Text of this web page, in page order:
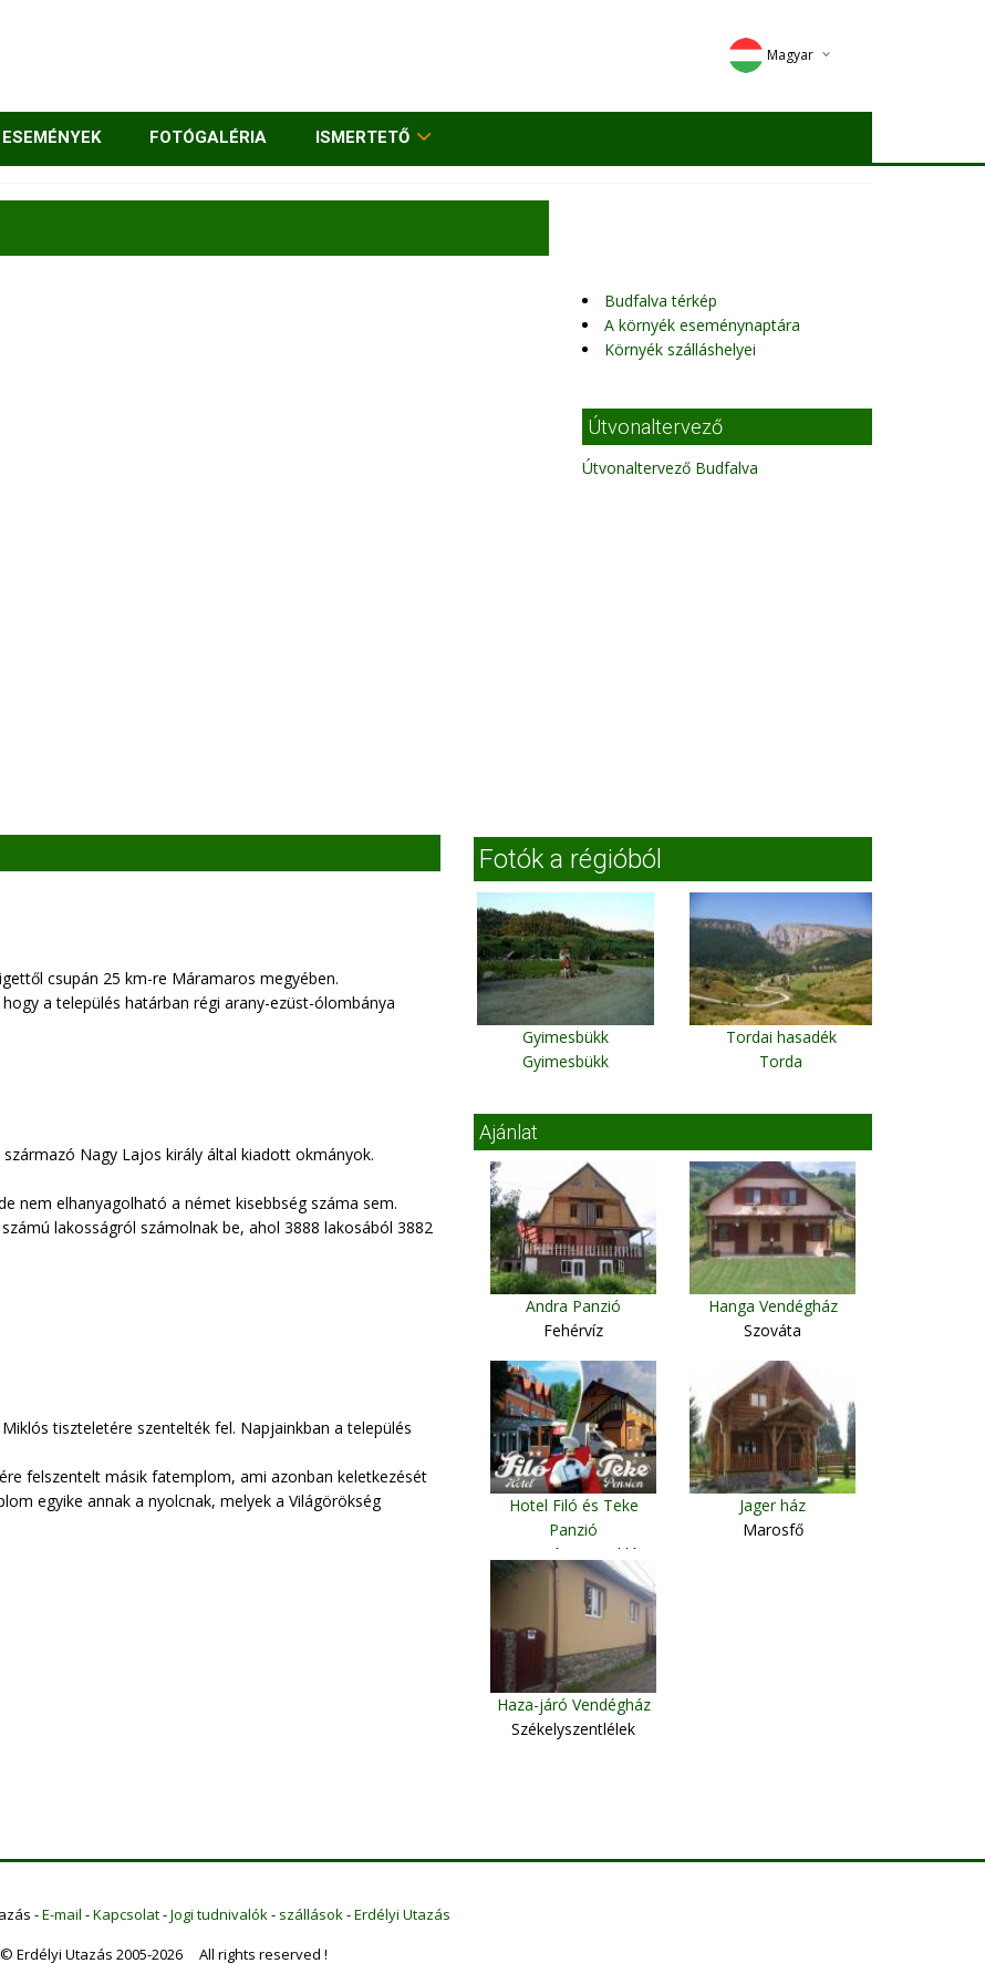
Magyar
Deutsch
ESEMÉNYEK FOTÓGALÉRIA ISMERTETŐ
Budfalva térkép
A környék eseménynaptára
Környék szálláshelyei
Útvonaltervező
Útvonaltervező Budfalva
csupán 25 km-re Máramaros megyében.
a település határban régi arany-ezüst-ólombánya
Nagy Lajos király által kiadott okmányok.
nem elhanyagolható a német kisebbség száma sem.
lakosságról számolnak be, ahol 3888 lakosából 3882
tiszteletére szentelték fel. Napjainkban a település
felszentelt másik fatemplom, ami azonban keletkezését
egyike annak a nyolcnak, melyek a Világörökség
Fotók a régióból
Gyimesbükk
Gyimesbükk
Tordai hasadék
Torda
Ajánlat
Andra Panzió
Fehérvíz
Hanga Vendégház
Szováta
Hotel Filó és Teke
Panzió
Gyergyószentmiklós
Jager ház
Marosfő
Haza-járó Vendégház
Székelyszentlélek
-E-mail -Kapcsolat-Jogi tudnivalók- szállások-Erdélyi Utazás
Erdélyi Utazás 2005-2026 All rights reserved !